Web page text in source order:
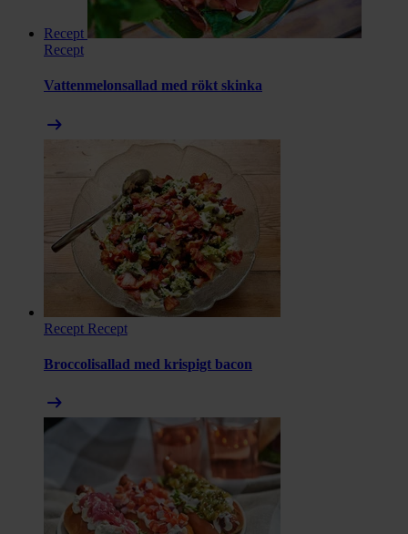
Recept
Recept
Vattenmelonsallad med rökt skinka
arrow_right_alt
Recept Recept
Broccolisallad med krispigt bacon
arrow_right_alt